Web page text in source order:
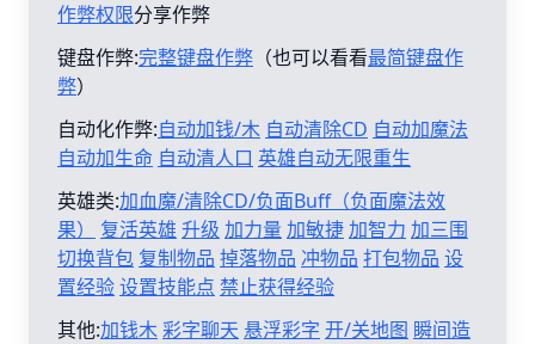
作弊权限分享作弊
键盘作弊:完整键盘作弊 （也可以看看最简键盘作
弊）
自动化作弊:自动加钱/木 自动清除CD 自动加魔法
自动加生命 自动清人口 英雄自动无限重生
英雄类:加血魔/清除CD/负面Buff（负面魔法效
果）
复活英雄 升级 加力量 加敏捷加智力 加三围
切换背包 复制物品 掉落物品 冲物品 打包物品 设
置经验设置技能点 禁止获得经验
其他:加钱木彩字聊天 悬浮彩字 开/关地图 瞬间造